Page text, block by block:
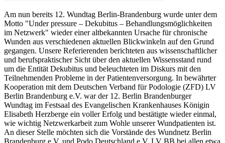
Am nun bereits 12. Wundtag Berlin-Brandenburg wurde unter dem
Motto "Under pressure – Dekubitus – Behandlungsmöglichkeiten
im Netzwerk" wieder einer altbekannten Ursache für chronische
Wunden aus verschiedenen aktuellen Blickwinkeln auf den Grund
gegangen. Unsere Referierenden berichteten aus wissenschaftlicher
und berufspraktischer Sicht über den aktuellen Wissensstand rund
um die Entität Dekubitus und beleuchteten im Diskurs mit den
Teilnehmenden Probleme in der Patientenversorgung. In bewährter
Kooperation mit dem Deutschen Verband für Podologie (ZFD) LV
Berlin Brandenburg e.V. war der 12. Berlin Brandenburger
Wundtag im Festsaal des Evangelischen Krankenhauses Königin
Elisabeth Herzberge ein voller Erfolg und bestätigte wieder einmal,
wie wichtig Netzwerkarbeit zum Wohle unserer Wundpatienten ist.
An dieser Stelle möchten sich die Vorstände des Wundnetz Berlin